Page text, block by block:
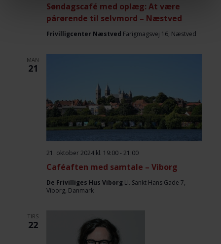
Søndagscafé med oplæg: At være
pårørende til selvmord – Næstved
Frivilligcenter Næstved Farigmagsvej 16, Næstved
MAN
21
Caféaften med samtale – Viborg
21. oktober 2024 kl. 19:00- 21:00
De Frivilliges Hus Viborg Ll. Sankt Hans Gade 7,
Viborg, Danmark
TIRS
22